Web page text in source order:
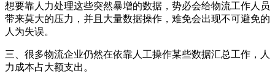
想要靠人力处理这些突然暴增的数据，势必会给物流工作人员
带来莫大的压力，并且大量数据操作，难免会出现不可避免的
人为失误。
三、很多物流企业仍然在依靠人工操作某些数据汇总工作，人
力成本占大额支出。